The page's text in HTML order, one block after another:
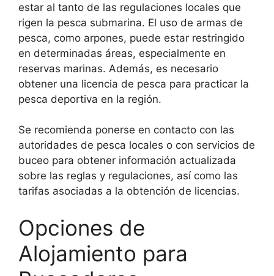
estar al tanto de las regulaciones locales que
rigen la pesca submarina. El uso de armas de
pesca, como arpones, puede estar restringido
en determinadas áreas, especialmente en
reservas marinas. Además, es necesario
obtener una licencia de pesca para practicar la
pesca deportiva en la región.
Se recomienda ponerse en contacto con las
autoridades de pesca locales o con servicios de
buceo para obtener información actualizada
sobre las reglas y regulaciones, así como las
tarifas asociadas a la obtención de licencias.
Opciones de
Alojamiento para